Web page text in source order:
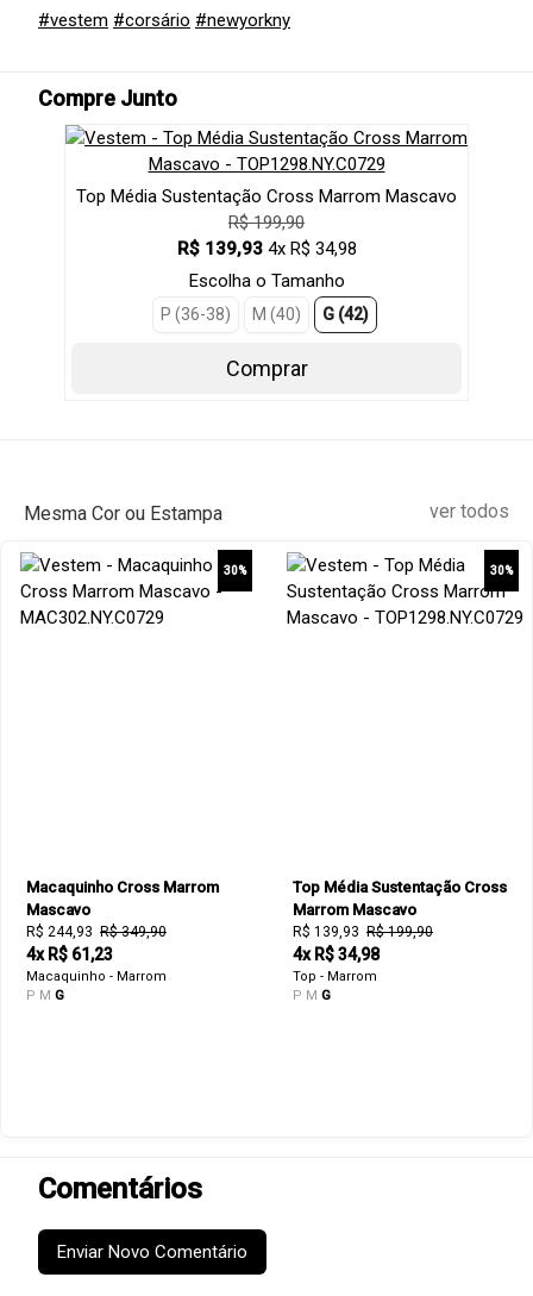
#vestem #corsário #newyorkny
Compre Junto
Top Média Sustentação Cross Marrom Mascavo
R$ 199,90
R$ 139,93 4x R$ 34,98
Escolha o Tamanho
P (36-38) M (40) G (42)
Comprar
Mesma Cor ou Estampa ver todos
30%
Macaquinho Cross Marrom
Mascavo
R$ 244,93 R$ 349,90
4x R$ 61,23
Macaquinho - Marrom
P M G
30%
Top Média Sustentação Cross
Marrom Mascavo
R$ 139,93 R$ 199,90
4x R$ 34,98
Top - Marrom
P M G
Comentários
Enviar Novo Comentário